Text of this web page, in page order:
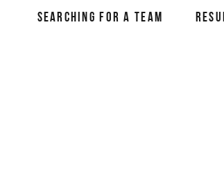
SEARCHING FOR A TEAM